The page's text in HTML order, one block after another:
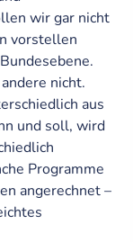
wir gar nicht
vorstellen
nicht.
aus
und soll, wird
Programme
angerechnet –